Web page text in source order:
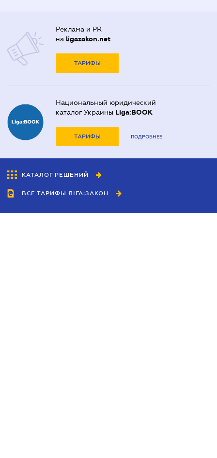
Реклама и PR
на ligazakon.net
ТАРИФЫ
Национальный юридический
каталог Украины Liga:BOOK
ТАРИФЫ ПОДРОБНЕЕ
КАТАЛОГ РЕШЕНИЙ
ВСЕ ТАРИФЫ ЛІГА:ЗАКОН